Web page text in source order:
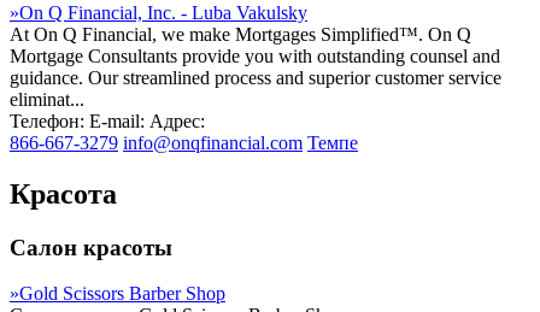
»On Q Financial, Inc. - Luba Vakulsky
At On Q Financial, we make Mortgages Simplified™. On Q
Mortgage Consultants provide you with outstanding counsel and
guidance. Our streamlined process and superior customer service
eliminat...
Телефон: E-mail: Адрес:
866-667-3279 info@onqfinancial.com Темпе
Красота
Салон красоты
»Gold Scissors Barber Shop